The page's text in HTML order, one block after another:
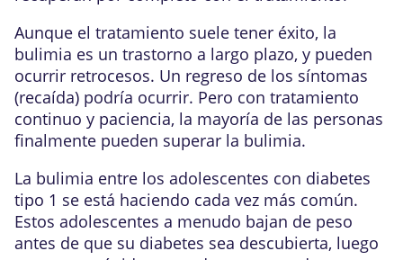
Aunque el tratamiento suele tener éxito, la
bulimia es un trastorno a largo plazo, y pueden
ocurrir retrocesos. Un regreso de los síntomas
(recaída) podría ocurrir. Pero con tratamiento
continuo y paciencia, la mayoría de las personas
finalmente pueden superar la bulimia.
La bulimia entre los adolescentes con diabetes
tipo 1 se está haciendo cada vez más común.
Estos adolescentes a menudo bajan de peso
antes de que su diabetes sea descubierta, luego